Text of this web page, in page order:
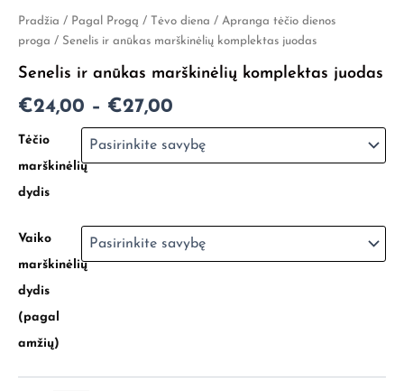
Pradžia / Pagal Progą / Tėvo diena / Apranga tėčio dienos
proga / Senelis ir anūkas marškinėlių komplektas juodas
Senelis ir anūkas marškinėlių komplektas juodas
€24,00 – €27,00
Price
through
€27,00
Tėčio
marškinėlių
dydis
Vaiko
marškinėlių
dydis
(pagal
amžių)
produkto
kiekis:
ir
marškinėlių
komplektas
juodas